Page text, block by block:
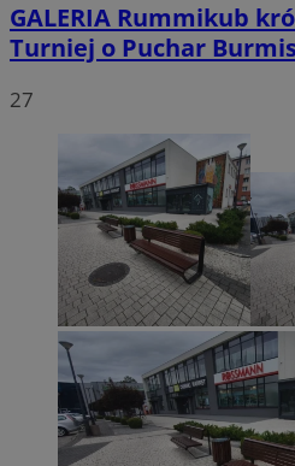
GALERIA Rummikub
Turniej o Puchar
27